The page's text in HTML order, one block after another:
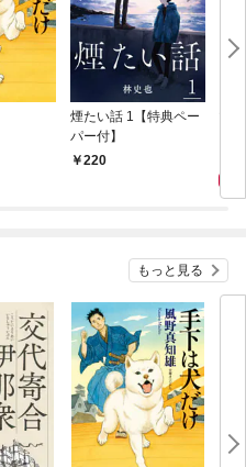
煙たい話 1【特典ペー
パー付】
220
もっと見る